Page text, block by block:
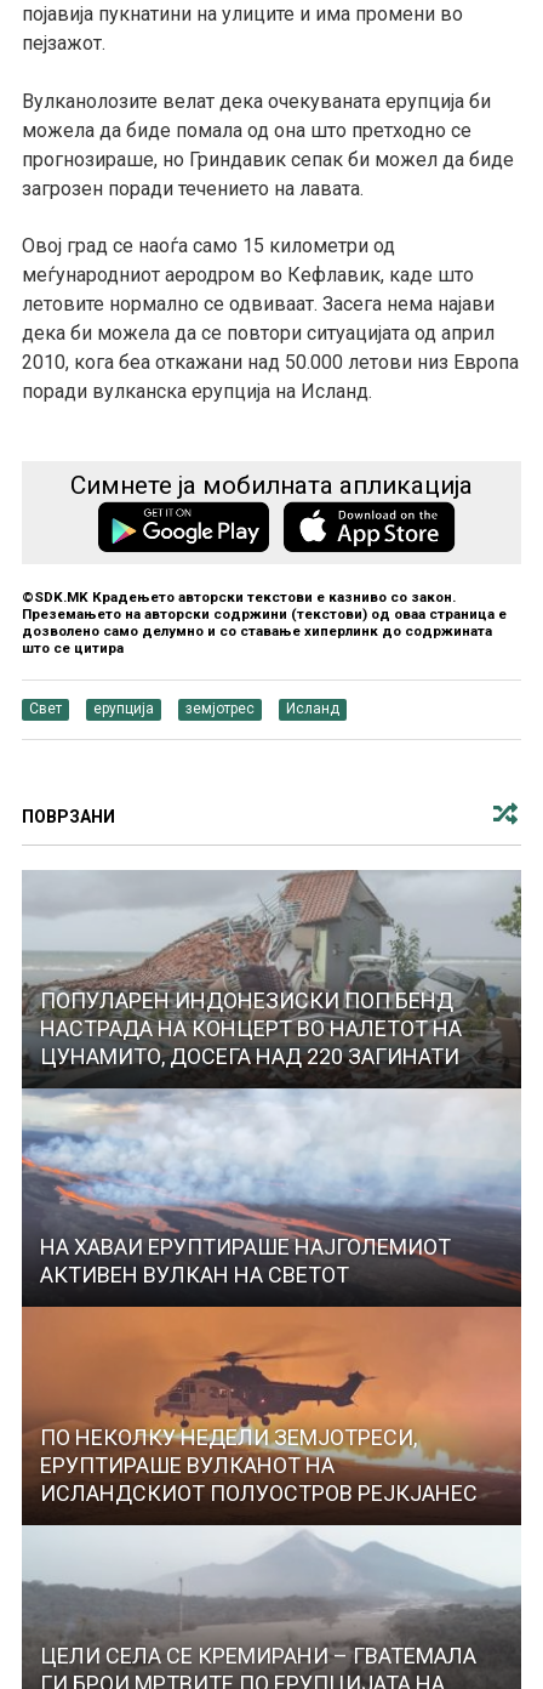
појавија пукнатини на улиците и има промени во
пејзажот.
Вулканолозите велат дека очекуваната ерупција би
можела да биде помала од она што претходно се
прогнозираше, но Гриндавик сепак би можел да биде
загрозен поради течението на лавата.
Овој град се наоѓа само 15 километри од
меѓународниот аеродром во Кефлавик, каде што
летовите нормално се одвиваат. Засега нема најави
дека би можела да се повтори ситуацијата од април
2010, кога беа откажани над 50.000 летови низ Европа
поради вулканска ерупција на Исланд.
Симнете ја мобилната апликација
©SDK.MK Крадењето авторски текстови е казниво со закон.
Преземањето на авторски содржини (текстови) од оваа страница е
дозволено само делумно и со ставање хиперлинк до содржината
што се цитира
Свет ерупција земјотрес Исланд
ПОВРЗАНИ
ПОПУЛАРЕН ИНДОНЕЗИСКИ ПОП БЕНД
НАСТРАДА НА КОНЦЕРТ ВО НАЛЕТОТ НА
ЦУНАМИТО, ДОСЕГА НАД 220 ЗАГИНАТИ
НА ХАВАИ ЕРУПТИРАШЕ НАЈГОЛЕМИОТ
АКТИВЕН ВУЛКАН НА СВЕТОТ
ПО НЕКОЛКУ НЕДЕЛИ ЗЕМЈОТРЕСИ,
ЕРУПТИРАШЕ ВУЛКАНОТ НА
ИСЛАНДСКИОТ ПОЛУОСТРОВ РЕЈКЈАНЕС
ЦЕЛИ СЕЛА СЕ КРЕМИРАНИ – ГВАТЕМАЛА
ГИ БРОИ МРТВИТЕ ПО ЕРУПЦИЈАТА НА